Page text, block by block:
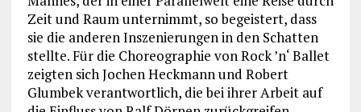
Zeit und Raum unternimmt, so begeistert, dass
sie die anderen Inszenierungen in den Schatten
stellte. Für die Choreographie von Rock ’n‘ Ballet
zeigten sich Jochen Heckmann und Robert
Glumbek verantwortlich, die bei ihrer Arbeit auf